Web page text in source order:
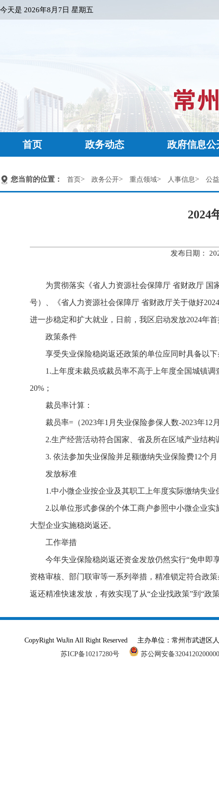
今天是 2026年8月7日 星期五
首页 政务动态 政府信息公
您当前的位置： 首页> 政务公开> 重点领域> 人事信息> 公
2024
发布日期：
为贯彻落实《省人力资源社会保障厅 省财政厅 国
号）、《省人力资源社会保障厅 省财政厅关于做好
进一步稳定和扩大就业，日前，我区启动发放2024年
政策条件
享受失业保险稳岗返还政策的单位应同时具备以
1.上年度未裁员或裁员率不高于上年度全国城镇
20%；
裁员率计算：
裁员率=（2023年1月失业保险参保人数-2023年
2.生产经营活动符合国家、省及所在区域产业结
3. 依法参加失业保险并足额缴纳失业保险费12个
发放标准
1.中小微企业按企业及其职工上年度实际缴纳失
2.以单位形式参保的个体工商户参照中小微企业
大型企业实施稳岗返还。
工作举措
今年失业保险稳岗返还资金发放仍然实行“免申即
资格审核、部门联审等一系列举措，精准锁定符合政
返还精准快速发放，有效实现了从“企业找政策”到“政
CopyRight WuJin All Right Reserved 主办单位：常州市武进
苏ICP备10217280号
苏公网安备